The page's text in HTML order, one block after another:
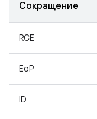
Сокращение
RCE
EoP
ID